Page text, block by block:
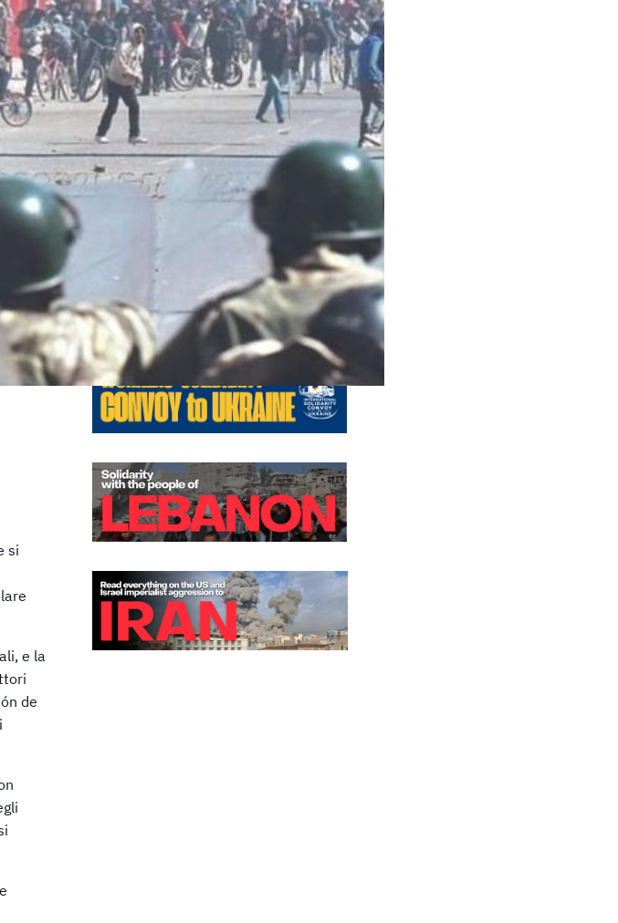
si
e la
de
Previous editions